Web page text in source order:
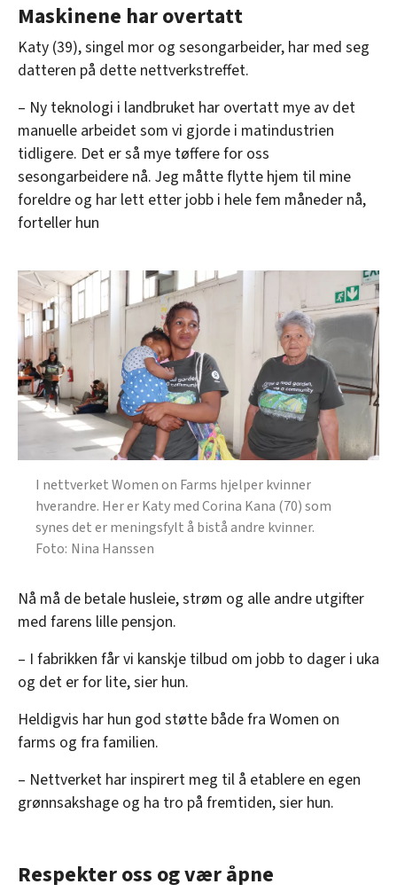
Maskinene har overtatt
Katy (39), singel mor og sesongarbeider, har med seg
datteren på dette nettverkstreffet.
– Ny teknologi i landbruket har overtatt mye av det
manuelle arbeidet som vi gjorde i matindustrien
tidligere. Det er så mye tøffere for oss
sesongarbeidere nå. Jeg måtte flytte hjem til mine
foreldre og har lett etter jobb i hele fem måneder nå,
forteller hun
I nettverket Women on Farms hjelper kvinner
hverandre. Her er Katy med Corina Kana (70) som
synes det er meningsfylt å bistå andre kvinner.
Nina Hanssen
Nå må de betale husleie, strøm og alle andre utgifter
med farens lille pensjon.
– I fabrikken får vi kanskje tilbud om jobb to dager i uka
og det er for lite, sier hun.
Heldigvis har hun god støtte både fra Women on
farms og fra familien.
– Nettverket har inspirert meg til å etablere en egen
grønnsakshage og ha tro på fremtiden, sier hun.
Respekter oss og vær åpne